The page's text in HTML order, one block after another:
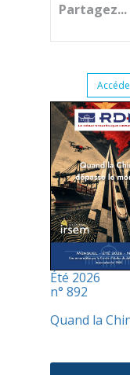
Partagez...
Été 2026
n° 892
Quand la